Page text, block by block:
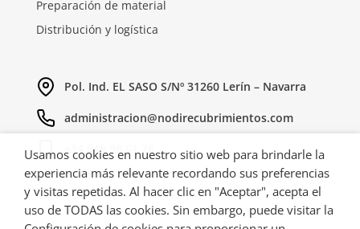
Preparación de material
Distribución y logística
Pol. Ind. EL SASO S/Nº 31260 Lerín – Navarra
administracion@nodirecubrimientos.com
+34 948 98 01 28
Usamos cookies en nuestro sitio web para brindarle la
experiencia más relevante recordando sus preferencias
y visitas repetidas. Al hacer clic en "Aceptar", acepta el
uso de TODAS las cookies. Sin embargo, puede visitar la